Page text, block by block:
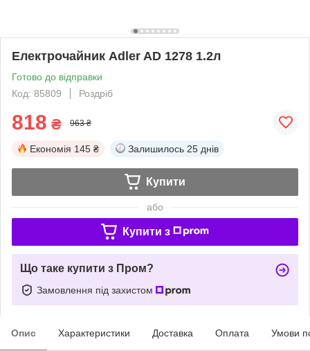
Електрочайник Adler AD 1278 1.2л
Готово до відправки
Код: 85809
Роздріб
818 ₴ 963 ₴
Економія 145 ₴ Залишилось 25 днів
Купити
або
Купити з
Що таке купити з Пром?
Замовлення під захистом
Опис Характеристики Доставка Оплата Умови